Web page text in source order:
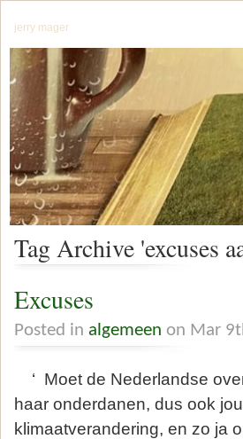
jerry mager
Tag Archive 'excuses
Excuses
Posted in algemeen on Mar
‘ Moet de Nederlandse
haar onderdanen, dus ook
klimaatverandering, en zo ja